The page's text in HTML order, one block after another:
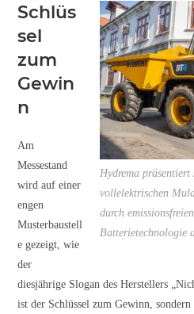
Hydrema präsentiert
vollelektrischen
durch
Batterietechnologie
Schlüs
sel
zum
Gewin
n
Am
Messestand
wird auf einer
engen
Musterbaustell
e gezeigt, wie
der
diesjährige Slogan des Herstellers
ist der Schlüssel zum Gewinn,